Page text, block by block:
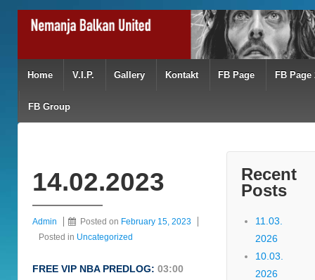
Home V.I.P. Gallery Kontakt FB Page FB Page
FB Group
14.02.2023
Admin Posted on February 15, 2023
Posted in Uncategorized
FREE VIP NBA PREDLOG: 03:00
Recent
Posts
11.03.
2026
10.03.
2026